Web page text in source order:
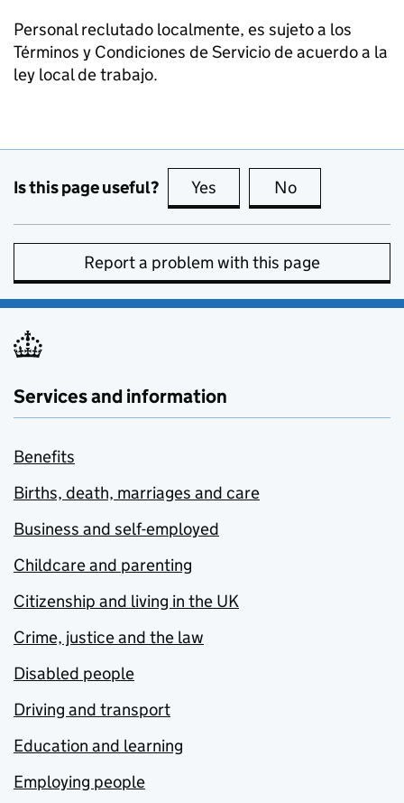
Personal reclutado localmente, es sujeto a los
Términos y Condiciones de Servicio de acuerdo a la
ley local de trabajo.
Is this page useful? Yes this page is useful
No
Report a problem with this page
Services and information
Benefits
Births, death, marriages and care
Business and self-employed
Childcare and parenting
Citizenship and living in the UK
Crime, justice and the law
Disabled people
Driving and transport
Education and learning
Employing people